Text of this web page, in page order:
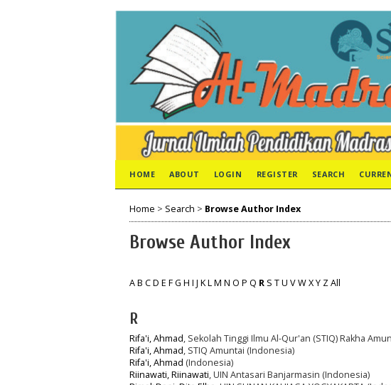
HOME ABOUT LOGIN REGISTER SEARCH
Home > Search > Browse Author Index
Browse Author Index
AB CD E FG H I J KLM N O P Q R S TU VWXY ZAll
R
Rifa'i, Ahmad, Sekolah Tinggi Ilmu Al-Qur'an (STIQ) Rakha
Rifa'i, Ahmad, STIQ Amuntai (Indonesia)
Rifa'i, Ahmad (Indonesia)
Riinawati, Riinawati, UIN Antasari Banjarmasin (Indonesia)